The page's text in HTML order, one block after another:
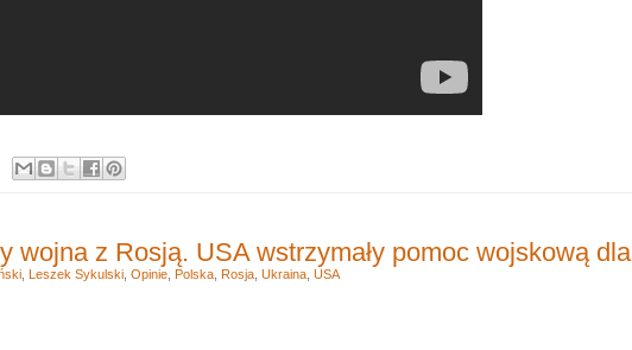
wojna z Rosją. USA wstrzymały pomoc wojskową dla
, Leszek Sykulski, Opinie, Polska, Rosja, Ukraina, USA